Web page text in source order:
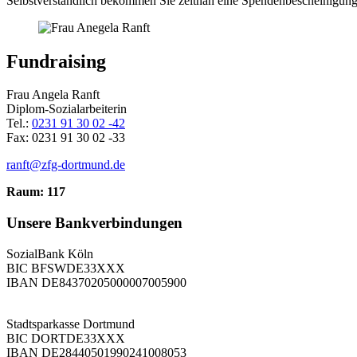
Fundraising
Frau Angela Ranft
Diplom-Sozialarbeiterin
Tel.: 0231 91 30 02 -42
Fax: 0231 91 30 02 -33
ranft@zfg-dortmund.de
Raum: 117
Unsere Bankverbindungen
SozialBank Köln
BIC BFSWDE33XXX
IBAN DE84370205000007005900
Stadtsparkasse Dortmund
BIC DORTDE33XXX
IBAN DE28440501990241008053